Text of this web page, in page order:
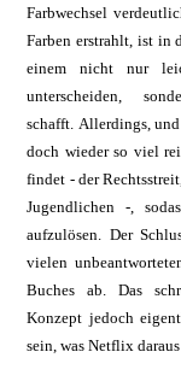
Farbwechsel
Farben erstrahlt, ist in
einem nicht nur
unterscheiden,
schafft. Allerdings,
doch wieder so viel
findet - der
Jugendlichen -,
aufzulösen. Der
vielen
Buches ab. Das
Konzept jedoch
sein, was Netflix daraus